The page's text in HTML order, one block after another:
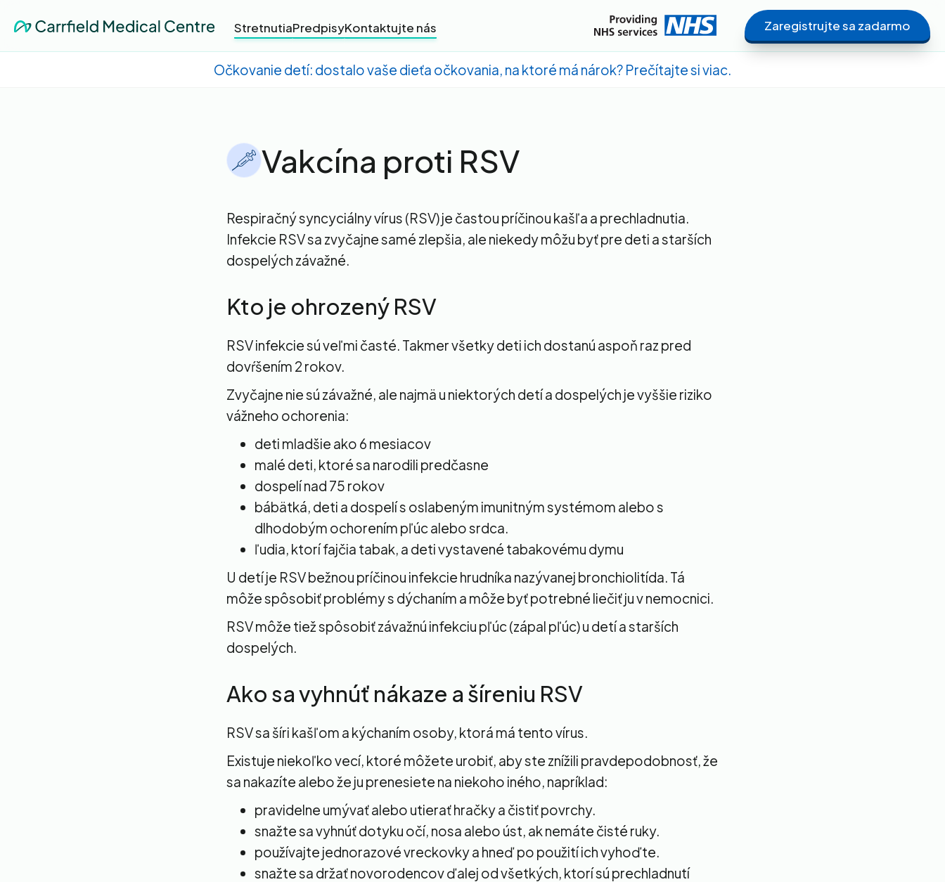
StretnutiaPredpisyKontaktujte nás Zaregistrujte sa zadarmo
Očkovanie detí: dostalo vaše dieťa očkovania, na ktoré má nárok? Prečítajte si viac.
Vakcína proti RSV
Respiračný syncyciálny vírus (RSV) je častou príčinou kašľa a prechladnutia.
Infekcie RSV sa zvyčajne samé zlepšia, ale niekedy môžu byť pre deti a starších
dospelých závažné.
Kto je ohrozený RSV
RSV infekcie sú veľmi časté. Takmer všetky deti ich dostanú aspoň raz pred
dovŕšením 2 rokov.
Zvyčajne nie sú závažné, ale najmä u niektorých detí a dospelých je vyššie riziko
vážneho ochorenia:
deti mladšie ako 6 mesiacov
malé deti, ktoré sa narodili predčasne
dospelí nad 75 rokov
bábätká, deti a dospelí s oslabeným imunitným systémom alebo s
dlhodobým ochorením pľúc alebo srdca.
ľudia, ktorí fajčia tabak, a deti vystavené tabakovému dymu
U detí je RSV bežnou príčinou infekcie hrudníka nazývanej bronchiolitída. Tá
môže spôsobiť problémy s dýchaním a môže byť potrebné liečiť ju v nemocnici.
RSV môže tiež spôsobiť závažnú infekciu pľúc (zápal pľúc) u detí a starších
dospelých.
Ako sa vyhnúť nákaze a šíreniu RSV
RSV sa šíri kašľom a kýchaním osoby, ktorá má tento vírus.
Existuje niekoľko vecí, ktoré môžete urobiť, aby ste znížili pravdepodobnosť, že
sa nakazíte alebo že ju prenesiete na niekoho iného, napríklad:
pravidelne umývať alebo utierať hračky a čistiť povrchy.
snažte sa vyhnúť dotyku očí, nosa alebo úst, ak nemáte čisté ruky.
používajte jednorazové vreckovky a hneď po použití ich vyhoďte.
snažte sa držať novorodencov ďalej od všetkých, ktorí sú prechladnutí